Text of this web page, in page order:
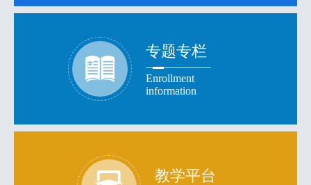
专题专栏
Enrollment
information
教学平台